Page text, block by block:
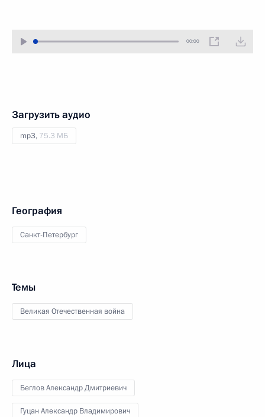
00:00
Загрузить аудио
mp3, 75.3 МБ
География
Санкт-Петербург
Темы
Великая Отечественная война
Лица
Беглов Александр Дмитриевич
Гуцан Александр Владимирович